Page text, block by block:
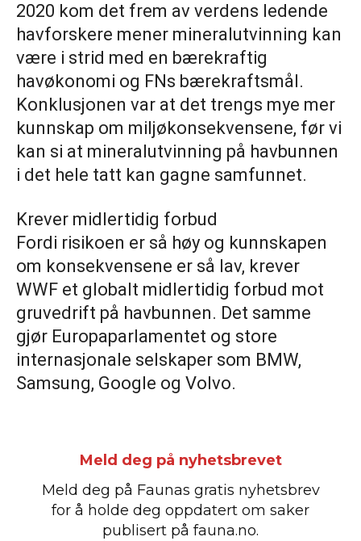
2020 kom det frem av verdens ledende
havforskere mener mineralutvinning kan
være i strid med en bærekraftig
havøkonomi og FNs bærekraftsmål.
Konklusjonen var at det trengs mye mer
kunnskap om miljøkonsekvensene, før vi
kan si at mineralutvinning på havbunnen
i det hele tatt kan gagne samfunnet.
Krever midlertidig forbud
Fordi risikoen er så høy og kunnskapen
om konsekvensene er så lav, krever
WWF et globalt midlertidig forbud mot
gruvedrift på havbunnen. Det samme
gjør Europaparlamentet og store
internasjonale selskaper som BMW,
Samsung, Google og Volvo.
Meld deg på nyhetsbrevet
Meld deg på Faunas gratis nyhetsbrev
for å holde deg oppdatert om saker
publisert på fauna.no.